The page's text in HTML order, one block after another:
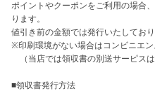
ポイントやクーポンをご利用の場合
ります。
値引き前の金額では発行いたしてお
※印刷環境がない場合はコンビニエン
（当店では領収書の別送サーピス
■領収書発行方法